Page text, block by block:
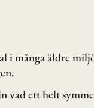
i många äldre
vad ett helt